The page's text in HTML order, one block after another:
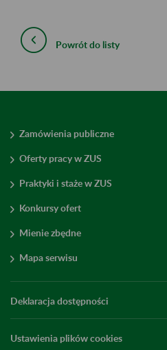
Powrót do listy
Zamówienia publiczne
Oferty pracy w ZUS
Praktyki i staże w ZUS
Konkursy ofert
Mienie zbędne
Mapa serwisu
Deklaracja dostępności
Ustawienia plików cookies